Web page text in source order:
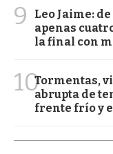
9
Leo Jaime:
apenas
la final con
10Tormentas,
abrupta de
frente frío y